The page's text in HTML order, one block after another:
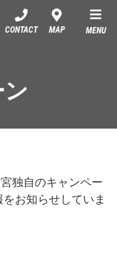
CONTACT MAP MENU
独自のキャンペー
お知らせしていま